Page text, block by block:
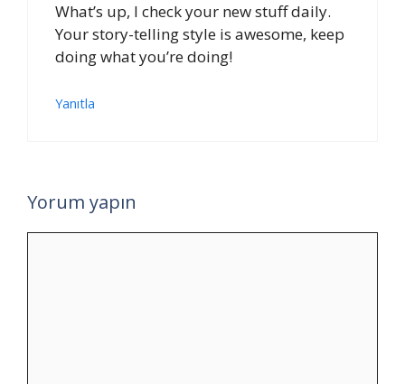
What’s up, I check your new stuff daily.
Your story-telling style is awesome, keep
doing what you’re doing!
Yanıtla
Yorum yapın